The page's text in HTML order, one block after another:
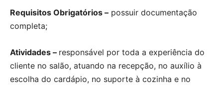
Requisitos Obrigatórios – possuir documentação
completa;
Atividades – responsável por toda a experiência do
cliente no salão, atuando na recepção, no auxílio à
escolha do cardápio, no suporte à cozinha e no